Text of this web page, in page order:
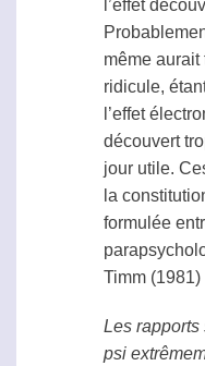
l’effet
même aurait
ridicule,
l’effet
découvert
jour utile.
la
formulée
Timm (1981)
Les rapports
psi